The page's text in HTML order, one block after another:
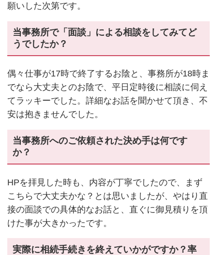
願いした次第です。
当事務所で「面談」による相談をしてみてど
うでしたか？
偶々仕事が17時で終了するお陰と、事務所が18時ま
でなら大丈夫とのお陰で、平日定時後に相談に伺え
てラッキーでした。詳細なお話を聞かせて頂き、不
安は抱きませんでした。
当事務所へのご依頼された決め手は何です
か？
HPを拝見した時も、内容が丁寧でしたので、まず
こちらで大丈夫かな？とは思いましたが、やはり直
接の面談での具体的なお話と、直ぐに御見積りを頂
けた事が大きかったです。
実際に相続手続きを終えていかがですか？率